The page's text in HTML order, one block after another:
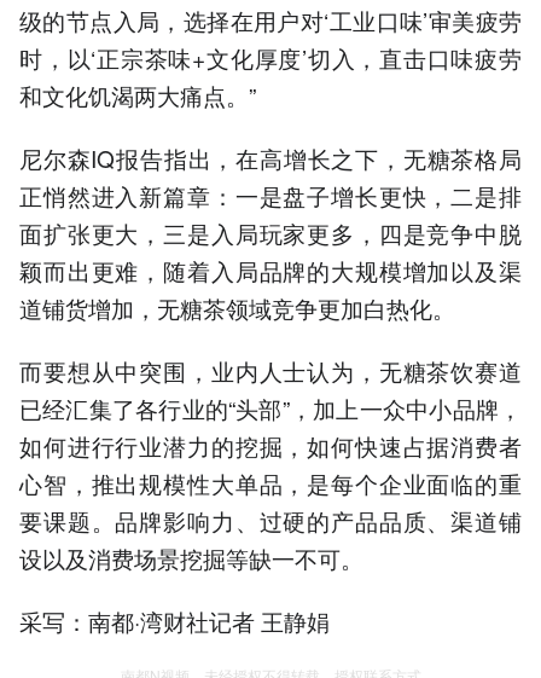
级的节点入局，选择在用户对‘工业口味’审美疲劳
时，以‘正宗茶味+文化厚度’切入，直击口味疲劳
和文化饥渴两大痛点。”
尼尔森IQ报告指出，在高增长之下，无糖茶格局
正悄然进入新篇章：一是盘子增长更快，二是排
面扩张更大，三是入局玩家更多，四是竞争中脱
颖而出更难，随着入局品牌的大规模增加以及渠
道铺货增加，无糖茶领域竞争更加白热化。
而要想从中突围，业内人士认为，无糖茶饮赛道
已经汇集了各行业的“头部”，加上一众中小品牌，
如何进行行业潜力的挖掘，如何快速占据消费者
心智，推出规模性大单品，是每个企业面临的重
要课题。品牌影响力、过硬的产品品质、渠道铺
设以及消费场景挖掘等缺一不可。
采写：南都·湾财社记者 王静娟